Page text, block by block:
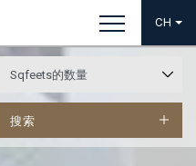
CH
搜索